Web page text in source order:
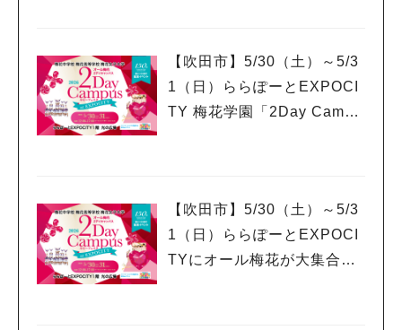
【吹田市】5/30（土）～5/3
1（日）ららぽーとEXPOCI
TY 梅花学園「2Day Campu
【吹田市】5/30（土）～5/3
1（日）ららぽーとEXPOCI
TYにオール梅花が大集合！